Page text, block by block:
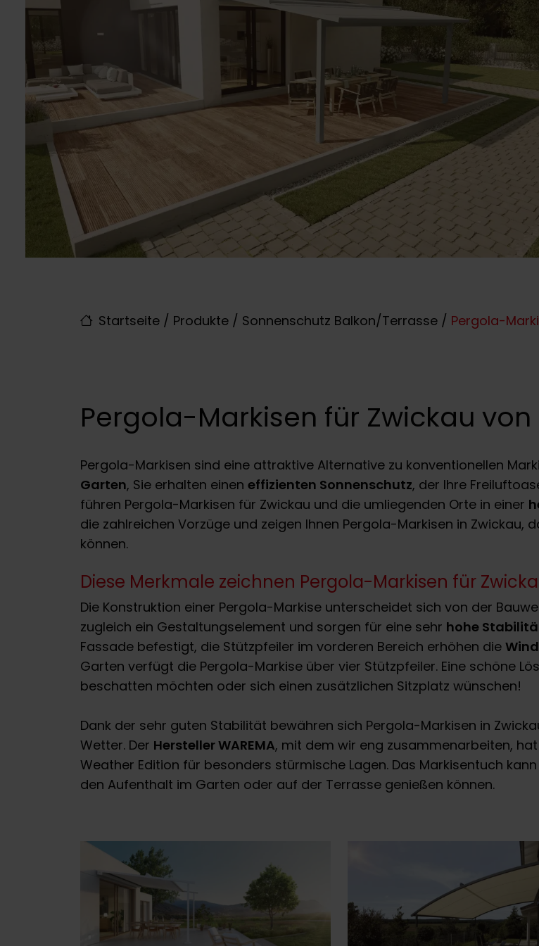
Startseite / Produkte / Sonnenschutz Balkon/Terrasse / Pergola-
Pergola-Markisen für Zwickau von
Pergola-Markisen sind eine attraktive Alternative zu konventionellen
Garten, Sie erhalten einen effizienten Sonnenschutz, der Ihre
führen Pergola-Markisen für Zwickau und die umliegenden Orte in einer
die zahlreichen Vorzüge und zeigen Ihnen Pergola-Markisen in Zwickau,
können.
Diese Merkmale zeichnen Pergola-Markisen für
Die Konstruktion einer Pergola-Markise unterscheidet sich von der
zugleich ein Gestaltungselement und sorgen für eine sehr hohe
Fassade befestigt, die Stützpfeiler im vorderen Bereich erhöhen die
Garten verfügt die Pergola-Markise über vier Stützpfeiler. Eine schöne
beschatten möchten oder sich einen zusätzlichen Sitzplatz wünschen!
Dank der sehr guten Stabilität bewähren sich Pergola-Markisen in
Wetter. Der Hersteller WAREMA, mit dem wir eng zusammenarbeiten,
Weather Edition für besonders stürmische Lagen. Das Markisentuch
den Aufenthalt im Garten oder auf der Terrasse genießen können.